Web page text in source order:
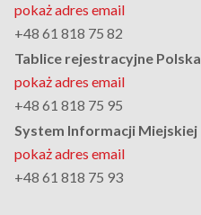
pokaż adres email
+48 61 818 75 82
Tablice rejestracyjne Polska
pokaż adres email
+48 61 818 75 95
System Informacji Miejskiej
pokaż adres email
+48 61 818 75 93